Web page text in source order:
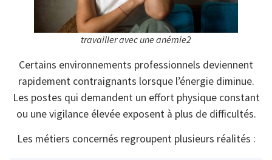
travailler avec une anémie2
Certains environnements professionnels deviennent
rapidement contraignants lorsque l’énergie diminue.
Les postes qui demandent un effort physique constant
ou une vigilance élevée exposent à plus de difficultés.
Les métiers concernés regroupent plusieurs réalités :